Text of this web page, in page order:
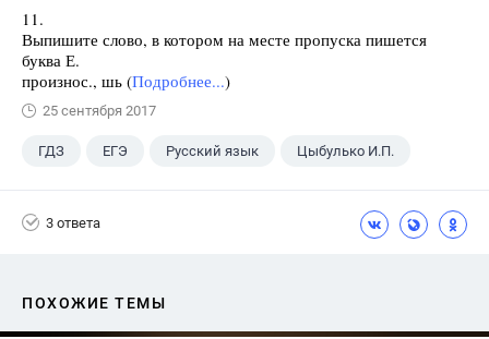
11.
Выпишите слово, в котором на месте пропуска пишется
буква Е.
произнос., шь (Подробнее...)
25 сентября 2017
ГДЗ ЕГЭ Русский язык Цыбулько И.П.
3 ответа
ПОХОЖИЕ ТЕМЫ